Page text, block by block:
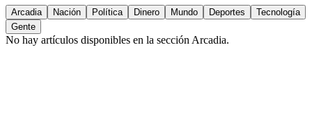
Arcadia Nación Política Dinero Mundo Deportes
Tecnología
Gente
No hay artículos disponibles en la sección Arcadia.